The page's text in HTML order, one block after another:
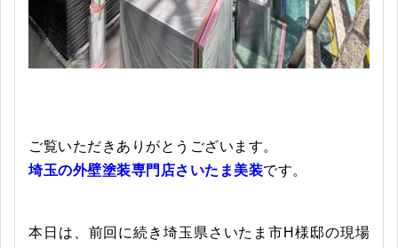
ご覧いただきありがとうございます。
埼玉の外壁塗装専門店さいたま美装です。
本日は、前回に続き埼玉県さいたま市H様邸の現場